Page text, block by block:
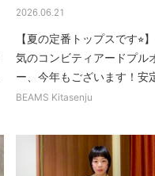
2026.06.21
【夏の定番トップスです⭐︎
気のコンビティアードプル
ー、今年もございます！安
BEAMS Kitasenju